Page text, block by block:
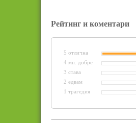
Рейтинг и коментари
5 отлична
4 мн. добре
3 става
2 едвам
1 трагедия